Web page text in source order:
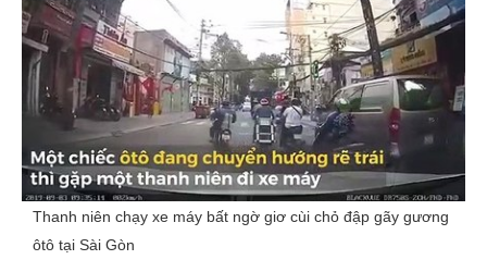
Thanh niên chạy xe máy bất ngờ giơ cùi chỏ đập gãy gương
ôtô tại Sài Gòn